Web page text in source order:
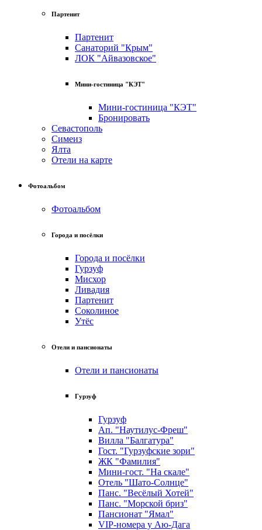
Партенит
Партенит
Санаторий "Крым"
ЛОК "Айвазовское"
Мини-гостиница "КЭТ"
Мини-гостиница "КЭТ"
Бронировать
Севастополь
Симеиз
Ялта
Отели на карте
Фотоальбом
Фотоальбом
Города и посёлки
Города и посёлки
Гурзуф
Мисхор
Ливадия
Партенит
Соколиное
Утёс
Отели и пансионаты
Отели и пансионаты
Гурзуф
Гурзуф
Ап. "Наутилус-Фреш"
Вилла "Балгатура"
Гост. "Гурзуфские зори"
ЖК "Фамилия"
Мини-гост. "На скале"
Отель "Шато-Солнце"
Панс. "Весёлый Хотей"
Панс. "Морской бриз"
Пансионат "Ямал"
VIP-номера у Аю-Дага